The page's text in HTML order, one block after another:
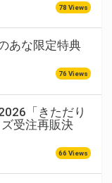
78 Views
あな限定特典
76 Views
「きただり
受注再販決
66 Views